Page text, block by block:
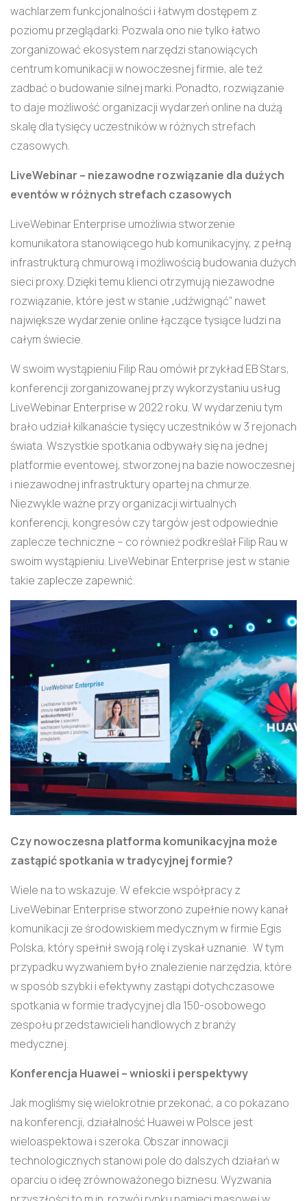
wachlarzem funkcjonalności i łatwym dostępem z
poziomu przeglądarki. Pozwala ono nie tylko łatwo
zorganizować ekosystem narzędzi stanowiących
centrum komunikacji w nowoczesnej firmie, ale też
zadbać o budowanie silnej marki. Ponadto, rozwiązanie
to daje możliwość organizacji wydarzeń online na dużą
skalę dla tysięcy uczestników w różnych strefach
czasowych.
LiveWebinar – niezawodne rozwiązanie dla dużych
eventów w różnych strefach czasowych
LiveWebinar Enterprise umożliwia stworzenie
komunikatora stanowiącego hub komunikacyjny, z pełną
infrastrukturą chmurową i możliwością budowania dużych
sieci proxy. Dzięki temu klienci otrzymują niezawodne
rozwiązanie, które jest w stanie „udźwignąć” nawet
największe wydarzenie online łączące tysiące ludzi na
całym świecie.
W swoim wystąpieniu Filip Rau omówił przykład EB Stars,
konferencji zorganizowanej przy wykorzystaniu usług
LiveWebinar Enterprise w 2022 roku. W wydarzeniu tym
brało udział kilkanaście tysięcy uczestników w 3 rejonach
świata. Wszystkie spotkania odbywały się na jednej
platformie eventowej, stworzonej na bazie nowoczesnej
i niezawodnej infrastruktury opartej na chmurze.
Niezwykle ważne przy organizacji wirtualnych
konferencji, kongresów czy targów jest odpowiednie
zaplecze techniczne – co również podkreślał Filip Rau w
swoim wystąpieniu. LiveWebinar Enterprise jest w stanie
takie zaplecze zapewnić.
Czy nowoczesna platforma komunikacyjna może
zastąpić spotkania w tradycyjnej formie?
Wiele na to wskazuje. W efekcie współpracy z
LiveWebinar Enterprise stworzono zupełnie nowy kanał
komunikacji ze środowiskiem medycznym w firmie Egis
Polska, który spełnił swoją rolę i zyskał uznanie. W tym
przypadku wyzwaniem było znalezienie narzędzia, które
w sposób szybki i efektywny zastąpi dotychczasowe
spotkania w formie tradycyjnej dla 150-osobowego
zespołu przedstawicieli handlowych z branży
medycznej.
Konferencja Huawei – wnioski i perspektywy
Jak mogliśmy się wielokrotnie przekonać, a co pokazano
na konferencji, działalność Huawei w Polsce jest
wieloaspektowa i szeroka. Obszar innowacji
technologicznych stanowi pole do dalszych działań w
oparciu o ideę zrównoważonego biznesu. Wyzwania